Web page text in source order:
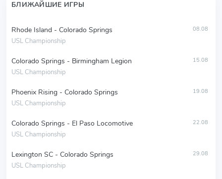
БЛИЖАЙШИЕ ИГРЫ
Rhode Island - Colorado Springs
USL Championship
08.08
Colorado Springs - Birmingham Legion
USL Championship
15.08
Phoenix Rising - Colorado Springs
USL Championship
19.08
Colorado Springs - El Paso Locomotive
USL Championship
22.08
Lexington SC - Colorado Springs
USL Championship
29.08